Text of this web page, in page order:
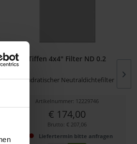
Tiffen 4x4" Filter ND 0.2
quadratischer Neutraldichtefilter
Artikelnummer: 12229746
€ 174,00
Brutto: € 207,06
Liefertermin bitte anfragen